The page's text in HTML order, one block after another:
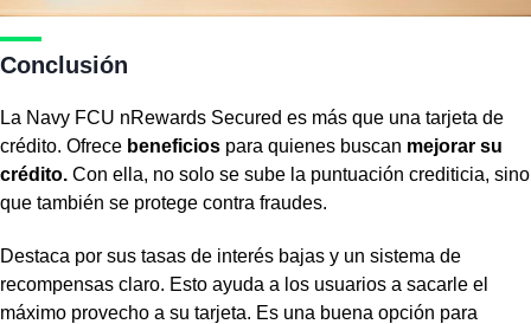
Conclusión
La Navy FCU nRewards Secured es más que una tarjeta de
crédito. Ofrece beneficios para quienes buscan mejorar su
crédito. Con ella, no solo se sube la puntuación crediticia, sino
que también se protege contra fraudes.
Destaca por sus tasas de interés bajas y un sistema de
recompensas claro. Esto ayuda a los usuarios a sacarle el
máximo provecho a su tarjeta. Es una buena opción para